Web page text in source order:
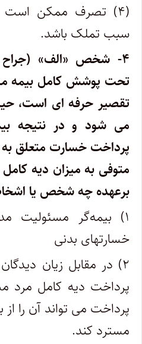
(۴) تصرف ممکن است
سبب تملک باشد.
۴- شخص «الف» (جراح
تحت پوشش کامل بیمه
تقصیر حرفه ای است،
می شود و در نتیجه
پرداخت خسارت متعلق به
متوفی به میزان دیه
برعهده چه شخص یا
۱) بیمه‌گر مسئولیت
خسارتهای بدنی
۲) در مقابل زیان
پرداخت دیه کامل
پرداخت می تواند آن را
مسترد کند.